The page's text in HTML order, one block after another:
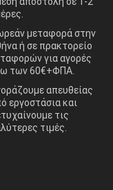
μεταφορά στην
ή σε πρακτορείο
για αγορές
των 60€+ΦΠΑ.
απευθείας
εργοστάσια και
τις
τιμές.